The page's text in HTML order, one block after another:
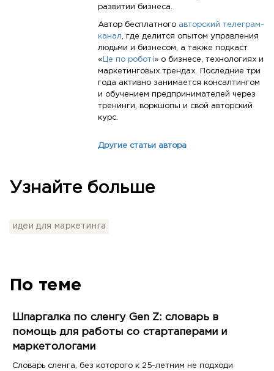
развитии бизнеса.
Автор бесплатного авторский телеграм-
канал, где делится опытом управления
людьми и бизнесом, а также подкаст
« Це по роботі» о бизнесе, технологиях и
маркетинговых трендах. Последние три
года активно занимается консалтингом
и обучением предпринимателей через
тренинги, воркшопы и свой авторский
курс.
Другие статьи автора
Узнайте больше
идеи для маркетинга
По теме
Шпаргалка по сленгу Gen Z: словарь в
помощь для работы со стартаперами и
маркетологами
Словарь сленга, без которого к 25-летним не подходи